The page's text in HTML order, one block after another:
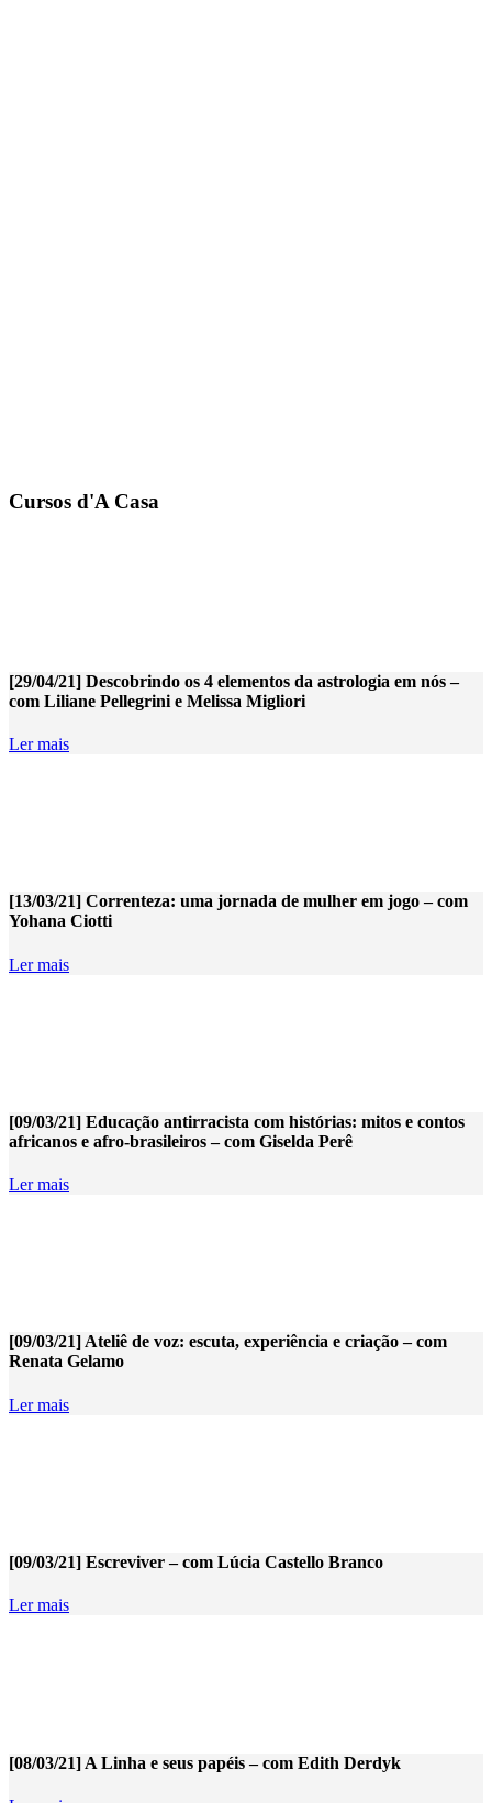
Cursos d'A Casa
[29/04/21] Descobrindo os 4 elementos da astrologia em nós –
com Liliane Pellegrini e Melissa Migliori
Ler mais
[13/03/21] Correnteza: uma jornada de mulher em jogo – com
Yohana Ciotti
Ler mais
[09/03/21] Educação antirracista com histórias: mitos e contos
africanos e afro-brasileiros – com Giselda Perê
Ler mais
[09/03/21] Ateliê de voz: escuta, experiência e criação – com
Renata Gelamo
Ler mais
[09/03/21] Escreviver – com Lúcia Castello Branco
Ler mais
[08/03/21] A Linha e seus papéis – com Edith Derdyk